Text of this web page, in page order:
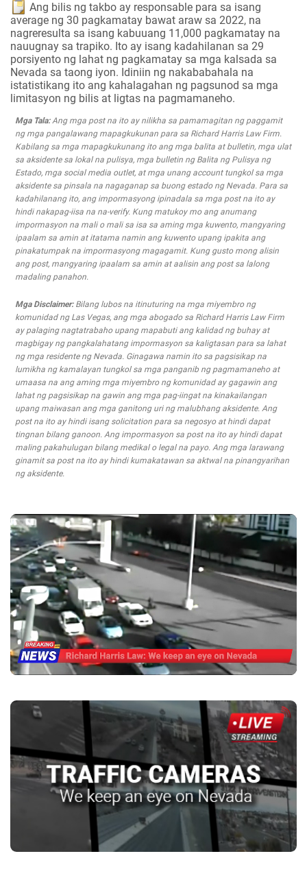
Ang bilis ng takbo ay responsable para sa isang
average ng 30 pagkamatay bawat araw sa 2022, na
nagreresulta sa isang kabuuang 11,000 pagkamatay na
nauugnay sa trapiko. Ito ay isang kadahilanan sa 29
porsiyento ng lahat ng pagkamatay sa mga kalsada sa
Nevada sa taong iyon. Idiniin ng nakababahala na
istatistikang ito ang kahalagahan ng pagsunod sa mga
limitasyon ng bilis at ligtas na pagmamaneho.
Mga Tala:Ang mga post na ito ay nilikha sa pamamagitan ng paggamit
ng mga pangalawang mapagkukunan para sa Richard Harris Law Firm.
Kabilang sa mga mapagkukunang ito ang mga balita at bulletin, mga ulat
sa aksidente sa lokal na pulisya, mga bulletin ng Balita ng Pulisya ng
Estado, mga social media outlet, at mga unang account tungkol sa mga
aksidente sa pinsala na nagaganap sa buong estado ng Nevada. Para sa
kadahilanang ito, ang impormasyong ipinadala sa mga post na ito ay
hindi nakapag-iisa na na-verify. Kung matukoy mo ang anumang
impormasyon na mali o mali sa isa sa aming mga kuwento, mangyaring
ipaalam sa amin at itatama namin ang kuwento upang ipakita ang
pinakatumpak na impormasyong magagamit. Kung gusto mong alisin
ang post, mangyaring ipaalam sa amin at aalisin ang post sa lalong
madaling panahon.
Mga Disclaimer:Bilang lubos na itinuturing na mga miyembro ng
komunidad ng Las Vegas, ang mga abogado sa Richard Harris Law Firm
ay palaging nagtatrabaho upang mapabuti ang kalidad ng buhay at
magbigay ng pangkalahatang impormasyon sa kaligtasan para sa lahat
ng mga residente ng Nevada. Ginagawa namin ito sa pagsisikap na
lumikha ng kamalayan tungkol sa mga panganib ng pagmamaneho at
umaasa na ang aming mga miyembro ng komunidad ay gagawin ang
lahat ng pagsisikap na gawin ang mga pag-iingat na kinakailangan
upang maiwasan ang mga ganitong uri ng malubhang aksidente. Ang
post na ito ay hindi isang solicitation para sa negosyo at hindi dapat
tingnan bilang ganoon. Ang impormasyon sa post na ito ay hindi dapat
maling pakahulugan bilang medikal o legal na payo. Ang mga larawang
ginamit sa post na ito ay hindi kumakatawan sa aktwal na pinangyarihan
ng aksidente.